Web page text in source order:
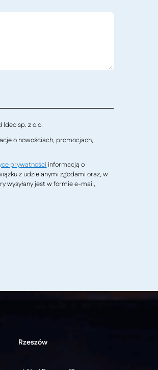
sp. z o.o.
o nowościach, promocjach,
prywatności informacją o
z udzielanymi zgodami oraz, w
wysyłany jest w formie e-mail,
Rzeszów